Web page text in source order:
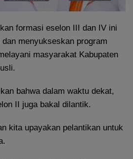
formasi eselon III dan IV ini
menyukseskan program
masyarakat Kabupaten
bahwa dalam waktu dekat,
II juga bakal dilantik.
kita upayakan pelantikan untuk